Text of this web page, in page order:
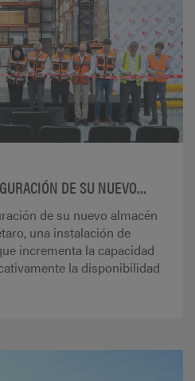
DE SU NUEVO...
de su nuevo almacén
una instalación de
incrementa la capacidad
la disponibilidad